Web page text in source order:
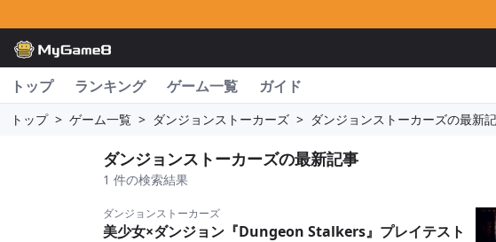
トップ ランキング ゲーム一覧 ガイド
トップ > ゲーム一覧 > ダンジョンストーカーズ > ダンジョンストーカーズの最新
ダンジョンストーカーズの最新記事
1 件の検索結果
ダンジョンストーカーズ
美少女×ダンジョン『Dungeon Stalkers』プレイテスト